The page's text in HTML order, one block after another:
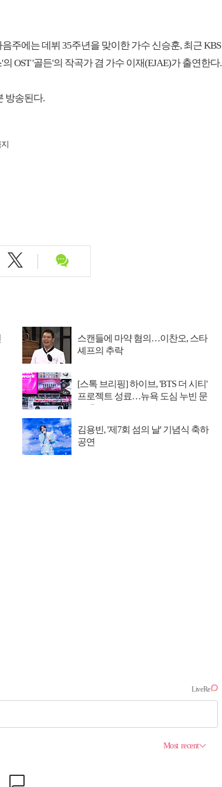
주에는 데뷔 35주년을 맞이한 가수 신승훈, 최근 KBS
OST '골든'의 작곡가 겸 가수 이재(EJAE)가 출연한다.
방송된다.
스캔들에 마약 혐의…이찬오, 스타
셰프의 추락
[스톡 브리핑] 하이브, 'BTS 더 시티'
프로젝트 성료…뉴욕 도심 누빈 문
김용빈, '제7회 섬의 날' 기념식 축하
공연